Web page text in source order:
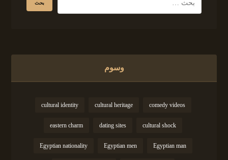
وسوم
comedy videos
cultural heritage
cultural identity
cultural shock
dating sites
eastern charm
Egyptian man
Egyptian men
Egyptian nationality